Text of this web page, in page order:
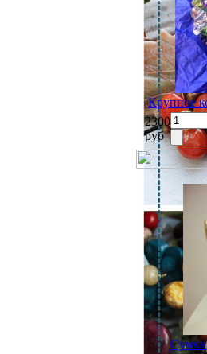
Крупное
2300
руб